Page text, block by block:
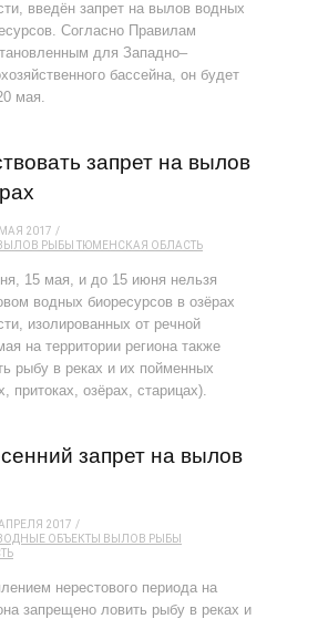
введён запрет на вылов водных
Согласно Правилам
для Западно–
бассейна, он будет
мая.
запрет на вылов
2017
РЫБЫ ТЮМЕНСКАЯ ОБЛАСТЬ
15 мая, и до 15 июня нельзя
водных биоресурсов в озёрах
изолированных от речной
на территории региона также
рыбу в реках и их пойменных
притоках, озёрах, старицах).
запрет на вылов
2017
ОБЪЕКТЫ
ВЫЛОВ РЫБЫ
нерестового периода на
запрещено ловить рыбу в реках и